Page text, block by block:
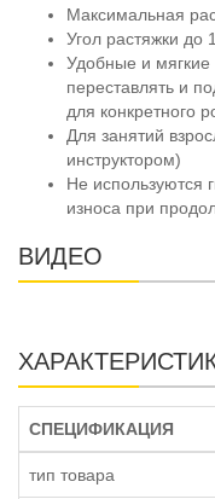
Максимальная
Угол растяжки до
Удобные и
переставлять и
для конкретного
Для занятий
инструктором)
Не используются
износа при
ВИДЕО
СПЕЦИФИКАЦИЯ
тип товара